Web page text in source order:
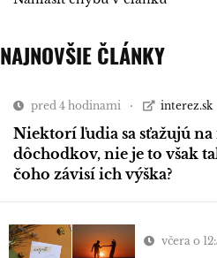
NAJNOVŠIE ČLÁNKY
pred 4 hodinami interez.sk
Niektorí ľudia sa sťažujú
dôchodkov, nie je to však
čoho závisí ich výška?
včera o